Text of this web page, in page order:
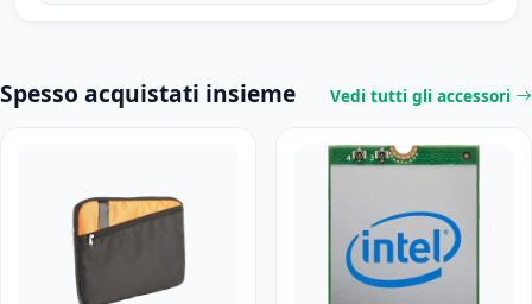
Spesso acquistati insieme Vedi tutti gli accessori